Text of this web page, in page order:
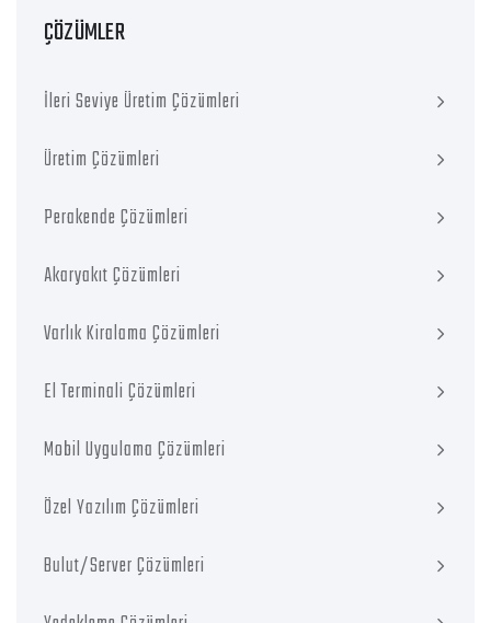
ÇÖZÜMLER
İleri Seviye Üretim Çözümleri
Üretim Çözümleri
Perakende Çözümleri
Akaryakıt Çözümleri
Varlık Kiralama Çözümleri
El Terminali Çözümleri
Mobil Uygulama Çözümleri
Özel Yazılım Çözümleri
Bulut/Server Çözümleri